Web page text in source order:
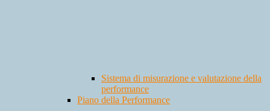
Sistema di misurazione e valutazione della
performance
Piano della Performance